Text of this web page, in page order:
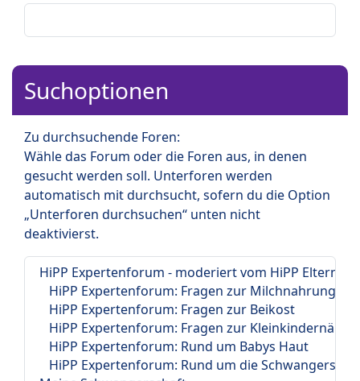
Suchoptionen
Zu durchsuchende Foren:
Wähle das Forum oder die Foren aus, in denen
gesucht werden soll. Unterforen werden
automatisch mit durchsucht, sofern du die Option
„Unterforen durchsuchen“ unten nicht
deaktivierst.